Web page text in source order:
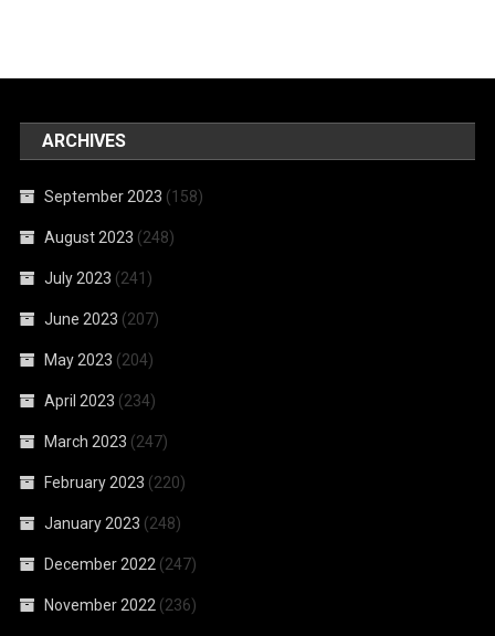
ARCHIVES
September 2023 (158)
August 2023 (248)
July 2023 (241)
June 2023 (207)
May 2023 (204)
April 2023 (234)
March 2023 (247)
February 2023 (220)
January 2023 (248)
December 2022 (247)
November 2022 (236)